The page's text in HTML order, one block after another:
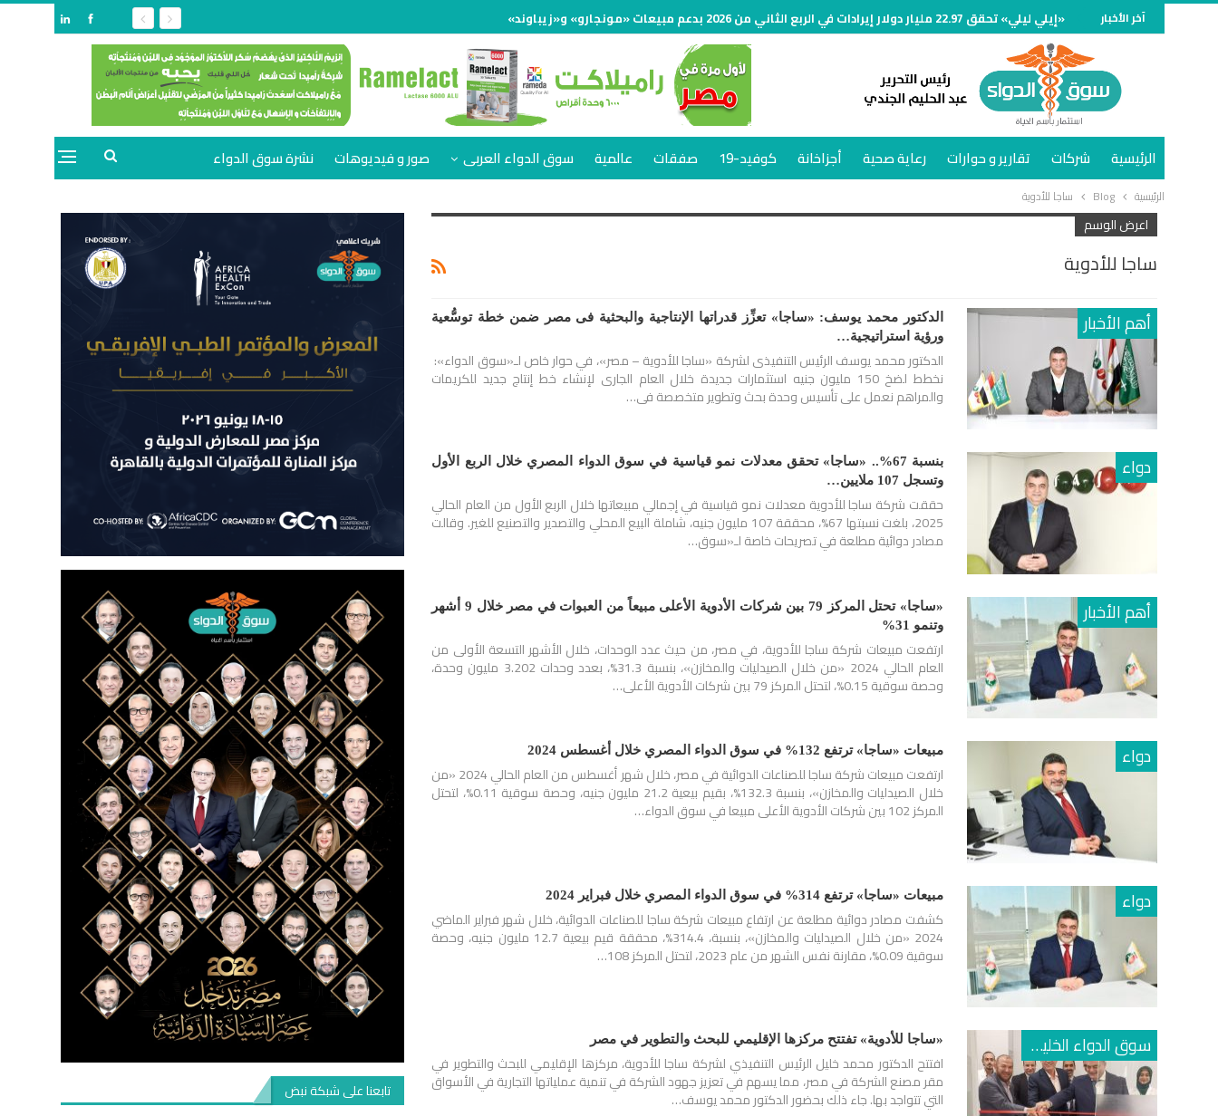
آخر الأخبار «إيلي ليلي» تحقق 22.97 مليار دولار إيرادات في الربع الثاني من 2026 بدعم مبيعات «مونجارو» و«زيباوند»
الرئيسية شركات تقارير و حوارات رعاية صحية أجزاخانة كوفيد-19 صفقات عالمية سوق الدواء العربى صور و فيديوهات نشرة سوق الدواء
الرئيسية Blog ساجا للأدوية
اعرض الوسم
ساجا للأدوية
أهم الأخبار
الدكتور محمد يوسف: «ساجا» تعزِّز قدراتها الإنتاجية والبحثية فى مصر ضمن خطة توسُّعية
ورؤية استراتيجية…
الدكتور محمد يوسف الرئيس التنفيذى لشركة «ساجا للأدوية – مصر»، في حوار خاص لـ«سوق الدواء»:
نخطط لضخ 150 مليون جنيه استثمارات جديدة خلال العام الجارى لإنشاء خط إنتاج جديد للكريمات
والمراهم نعمل على تأسيس وحدة بحث وتطوير متخصصة فى…
دواء
بنسبة 67%.. «ساجا» تحقق معدلات نمو قياسية في سوق الدواء المصري خلال الربع الأول
وتسجل 107 ملايين…
حققت شركة ساجا للأدوية معدلات نمو قياسية في إجمالي مبيعاتها خلال الربع الأول من العام الحالي
2025، بلغت نسبتها 67%، محققة 107 مليون جنيه، شاملة البيع المحلي والتصدير والتصنيع للغير. وقالت
مصادر دوائية مطلعة في تصريحات خاصة لـ«سوق…
أهم الأخبار
«ساجا» تحتل المركز 79 بين شركات الأدوية الأعلى مبيعاً من العبوات في مصر خلال 9 أشهر
وتنمو 31%
ارتفعت مبيعات شركة ساجا للأدوية، في مصر، من حيث عدد الوحدات، خلال الأشهر التسعة الأولى من
العام الحالي 2024 «من خلال الصيدليات والمخازن»، بنسبة 31.3%، بعدد وحدات 3.202 مليون وحدة،
وحصة سوقية 0.15%، لتحتل المركز 79 بين شركات الأدوية الأعلى…
دواء مبيعات «ساجا» ترتفع 132% في سوق الدواء المصري خلال أغسطس 2024
ارتفعت مبيعات شركة ساجا للصناعات الدوائية في مصر، خلال شهر أغسطس من العام الحالي 2024 «من
خلال الصيدليات والمخازن»، بنسبة 132.3%، بقيم بيعية 21.2 مليون جنيه، وحصة سوقية 0.11%، لتحتل
المركز 102 بين شركات الأدوية الأعلى مبيعا في سوق الدواء…
دواء مبيعات «ساجا» ترتفع 314% في سوق الدواء المصري خلال فبراير 2024
كشفت مصادر دوائية مطلعة عن ارتفاع مبيعات شركة ساجا للصناعات الدوائية، خلال شهر فبراير الماضي
2024 «من خلال الصيدليات والمخازن»، بنسبة، 314.4%، محققة قيم بيعية 12.7 مليون جنيه، وحصة
سوقية 0.09%، مقارنة نفس الشهر من عام 2023، لتحتل المركز 108…
سوق الدواء الخليجي «ساجا للأدوية» تفتتح مركزها الإقليمي للبحث والتطوير في مصر
افتتح الدكتور محمد خليل الرئيس التنفيذي لشركة ساجا للأدوية، مركزها الإقليمي للبحث والتطوير في
مقر مصنع الشركة في مصر، مما يسهم في تعزيز جهود الشركة في تنمية عملياتها التجارية في الأسواق
التي تتواجد بها. جاء ذلك بحضور الدكتور محمد يوسف… تابعنا على شبكة نبض